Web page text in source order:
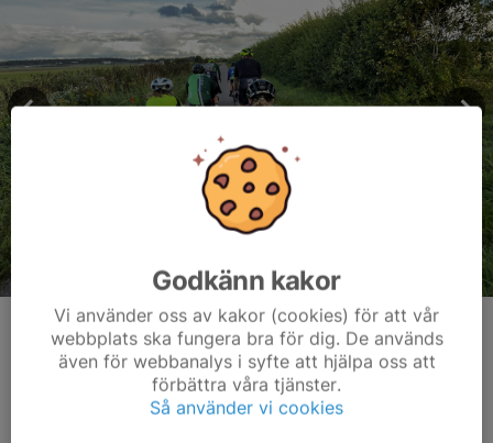
Kommentarer
Godkänn kakor
Vi använder oss av kakor (cookies) för att vår
webbplats ska fungera bra för dig. De används
även för webbanalys i syfte att hjälpa oss att
förbättra våra tjänster.
Så använder vi cookies